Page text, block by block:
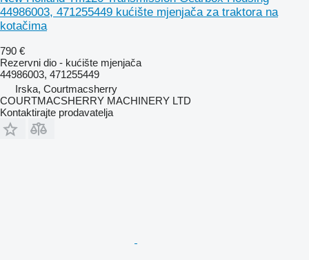
44986003, 471255449 kućište mjenjača za traktora na
kotačima
790 €
Rezervni dio - kućište mjenjača
44986003, 471255449
Irska, Courtmacsherry
COURTMACSHERRY MACHINERY LTD
Kontaktirajte prodavatelja